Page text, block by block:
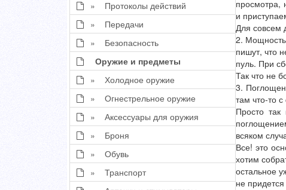
» Протоколы действий
» Передачи
» Безопасность
Оружие и предметы
» Холодное оружие
» Огнестрельное оружие
» Аксессуары для оружия
» Броня
» Обувь
» Транспорт
просмотра,
и
Для совсем
2.
пишут, что
пуль. При
Так что не
3.
там что-то
Просто
всяком
Все! это
хотим
остальное
не